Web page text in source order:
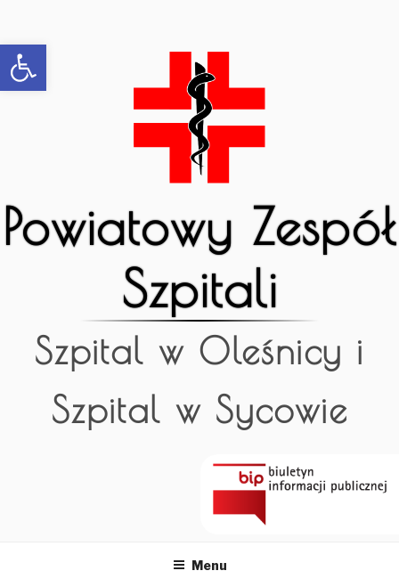
Open toolbar
Powiatowy Zespół
Szpitali
Szpital w Oleśnicy i
Szpital w Sycowie
Menu